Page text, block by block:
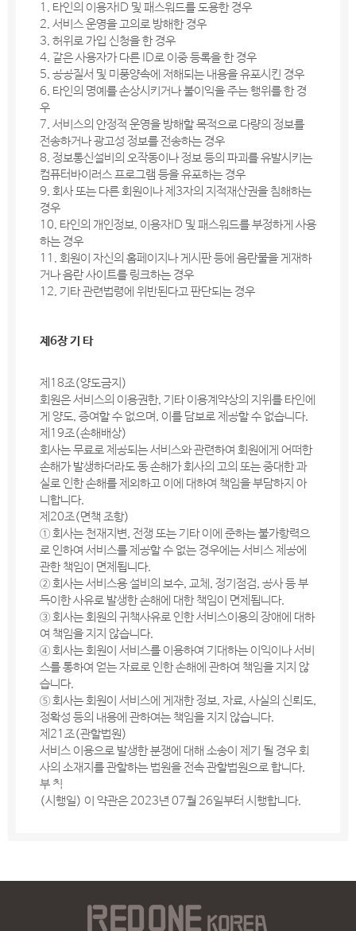
1. 타인의 이용자ID 및 패스워드를 도용한 경우
2. 서비스 운영을 고의로 방해한 경우
3. 허위로 가입 신청을 한 경우
4. 같은 사용자가 다른 ID로 이중 등록을 한 경우
5. 공공질서 및 미풍양속에 저해되는 내용을 유포시킨 경우
6. 타인의 명예를 손상시키거나 불이익을 주는 행위를 한 경
우
7. 서비스의 안정적 운영을 방해할 목적으로 다량의 정보를
전송하거나 광고성 정보를 전송하는 경우
8. 정보통신설비의 오작동이나 정보 등의 파괴를 유발시키는
컴퓨터바이러스 프로그램 등을 유포하는 경우
9. 회사 또는 다른 회원이나 제3자의 지적재산권을 침해하는
경우
10. 타인의 개인정보, 이용자ID 및 패스워드를 부정하게 사용
하는 경우
11. 회원이 자신의 홈페이지나 게시판 등에 음란물을 게재하
거나 음란 사이트를 링크하는 경우
12. 기타 관련법령에 위반된다고 판단되는 경우
제6장 기 타
제18조(양도금지)
회원은 서비스의 이용권한, 기타 이용계약상의 지위를 타인에
게 양도, 증여할 수 없으며, 이를 담보로 제공할 수 없습니다.
제19조(손해배상)
회사는 무료로 제공되는 서비스와 관련하여 회원에게 어떠한
손해가 발생하더라도 동 손해가 회사의 고의 또는 중대한 과
실로 인한 손해를 제외하고 이에 대하여 책임을 부담하지 아
니합니다.
제20조(면책 조항)
① 회사는 천재지변, 전쟁 또는 기타 이에 준하는 불가항력으
로 인하여 서비스를 제공할 수 없는 경우에는 서비스 제공에
관한 책임이 면제됩니다.
② 회사는 서비스용 설비의 보수, 교체, 정기점검, 공사 등 부
득이한 사유로 발생한 손해에 대한 책임이 면제됩니다.
③ 회사는 회원의 귀책사유로 인한 서비스이용의 장애에 대하
여 책임을 지지 않습니다.
④ 회사는 회원이 서비스를 이용하여 기대하는 이익이나 서비
스를 통하여 얻는 자료로 인한 손해에 관하여 책임을 지지 않
습니다.
⑤ 회사는 회원이 서비스에 게재한 정보, 자료, 사실의 신뢰도,
정확성 등의 내용에 관하여는 책임을 지지 않습니다.
제21조(관할법원)
서비스 이용으로 발생한 분쟁에 대해 소송이 제기 될 경우 회
사의 소재지를 관할하는 법원을 전속 관할법원으로 합니다.
부 칙
(시행일) 이 약관은 2023년 07월 26일부터 시행합니다.